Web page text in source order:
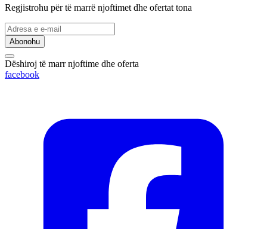
Regjistrohu për të marrë njoftimet dhe ofertat tona
Abonohu
Dëshiroj të marr njoftime dhe oferta
facebook